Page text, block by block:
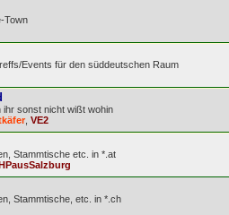
Town
Events für den süddeutschen Raum
ihr sonst nicht wißt wohin
VE2
Stammtische etc. in *.at
Stammtische, etc. in *.ch